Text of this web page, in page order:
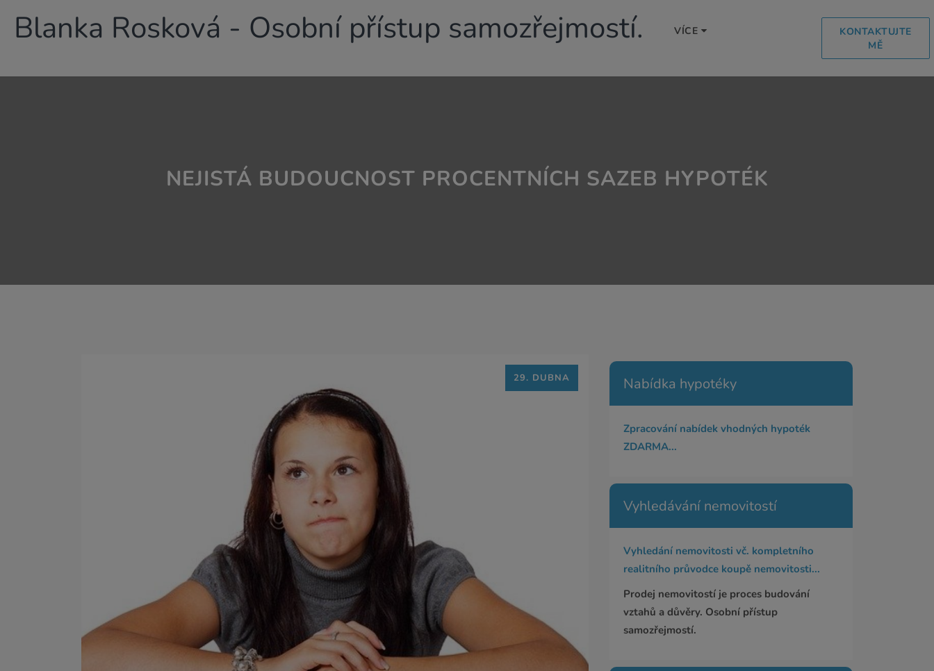
Blanka Rosková - Osobní přístup samozřejmostí. VÍCE
KONTAKTUJTE
MĚ
NEJISTÁ BUDOUCNOST PROCENTNÍCH SAZEB HYPOTÉK
29. DUBNA Nabídka hypotéky
Zpracování nabídek vhodných hypoték
ZDARMA...
Vyhledávání nemovitostí
Vyhledání nemovitosti vč. kompletního
realitního průvodce koupě nemovitosti...
Prodej nemovitostí je proces budování
vztahů a důvěry. Osobní přístup
samozřejmostí.